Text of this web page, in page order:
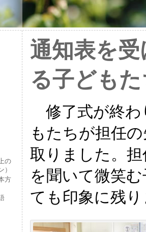
の
方
通知表を
る子ども
修了式が終わ
もたちが担任
取りました。
を聞いて微笑
ても印象に残